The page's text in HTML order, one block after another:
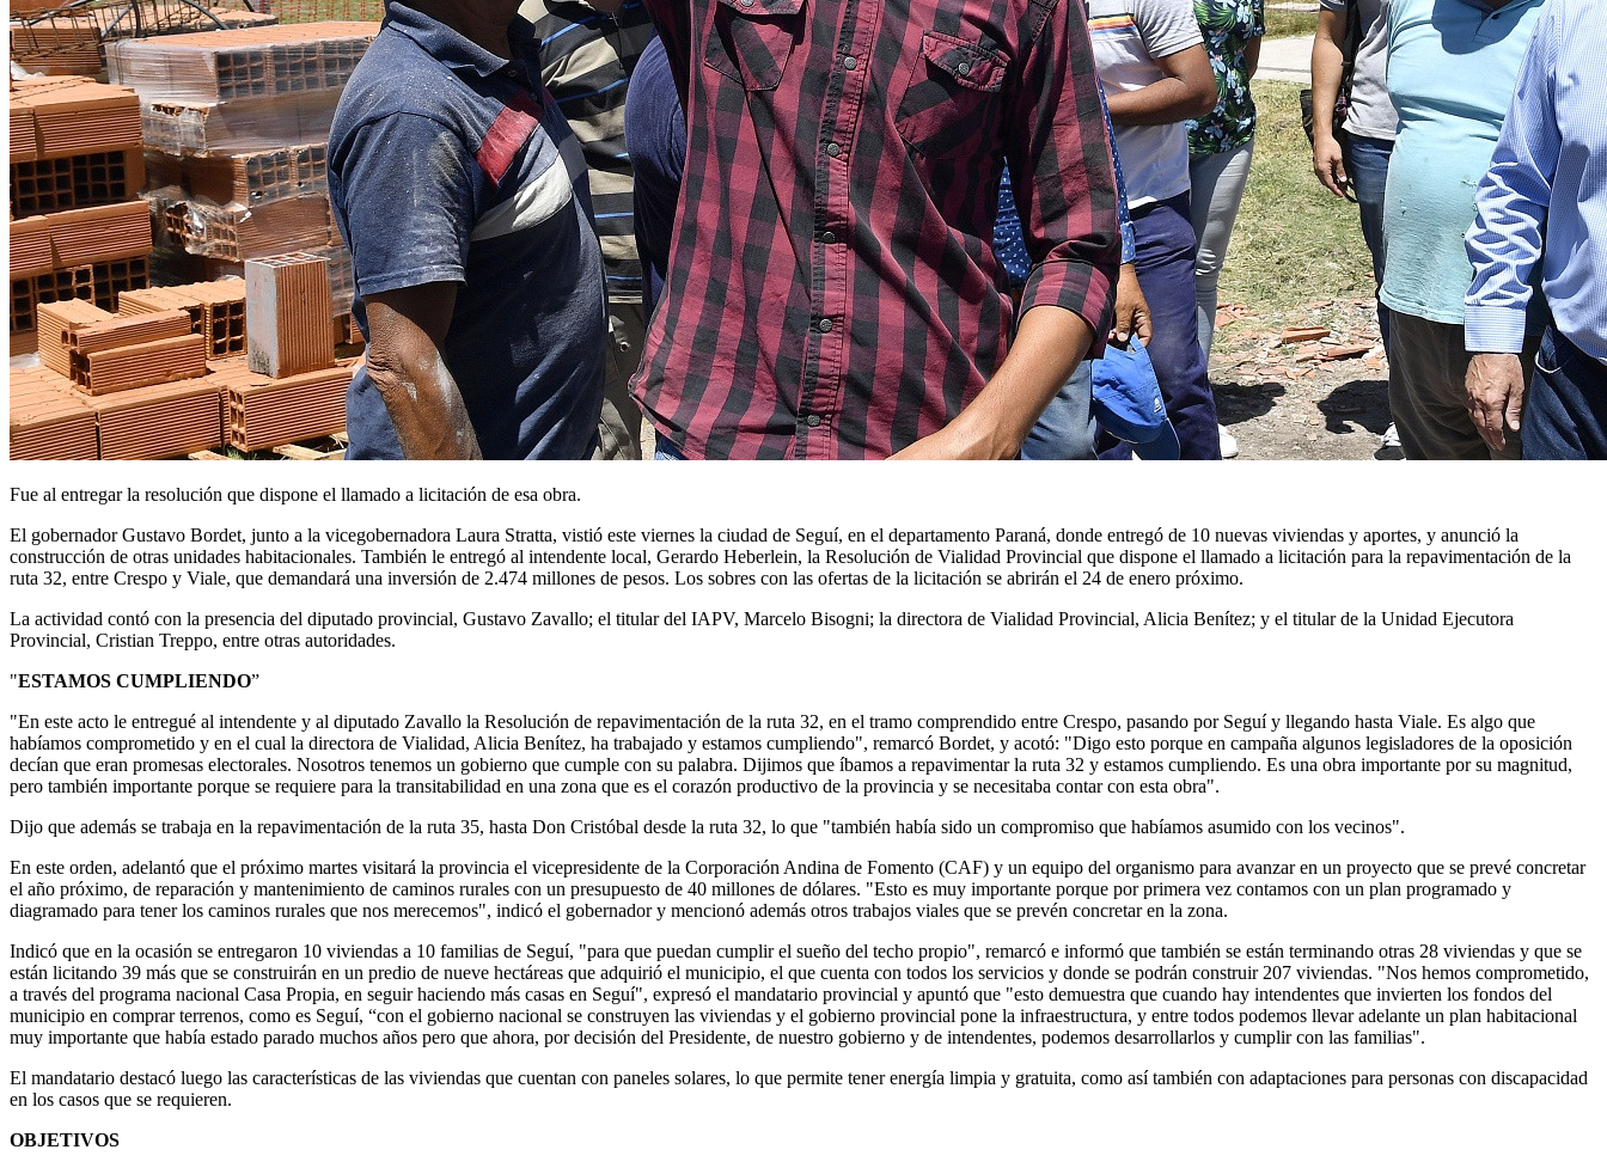
Fue al entregar la resolución que dispone el llamado a licitación de esa obra.
El gobernador Gustavo Bordet, junto a la vicegobernadora Laura Stratta, vistió este viernes la ciudad de Seguí, en el departamento Paraná, donde entregó de 10 nuevas viviendas y aportes, y anunció la
construcción de otras unidades habitacionales. También le entregó al intendente local, Gerardo Heberlein, la Resolución de Vialidad Provincial que dispone el llamado a licitación para la repavimentación de la
ruta 32, entre Crespo y Viale, que demandará una inversión de 2.474 millones de pesos. Los sobres con las ofertas de la licitación se abrirán el 24 de enero próximo.
La actividad contó con la presencia del diputado provincial, Gustavo Zavallo; el titular del IAPV, Marcelo Bisogni; la directora de Vialidad Provincial, Alicia Benítez; y el titular de la Unidad Ejecutora
Provincial, Cristian Treppo, entre otras autoridades.
"ESTAMOS CUMPLIENDO”
"En este acto le entregué al intendente y al diputado Zavallo la Resolución de repavimentación de la ruta 32, en el tramo comprendido entre Crespo, pasando por Seguí y llegando hasta Viale. Es algo que
habíamos comprometido y en el cual la directora de Vialidad, Alicia Benítez, ha trabajado y estamos cumpliendo", remarcó Bordet, y acotó: "Digo esto porque en campaña algunos legisladores de la oposición
decían que eran promesas electorales. Nosotros tenemos un gobierno que cumple con su palabra. Dijimos que íbamos a repavimentar la ruta 32 y estamos cumpliendo. Es una obra importante por su magnitud,
pero también importante porque se requiere para la transitabilidad en una zona que es el corazón productivo de la provincia y se necesitaba contar con esta obra".
Dijo que además se trabaja en la repavimentación de la ruta 35, hasta Don Cristóbal desde la ruta 32, lo que "también había sido un compromiso que habíamos asumido con los vecinos".
En este orden, adelantó que el próximo martes visitará la provincia el vicepresidente de la Corporación Andina de Fomento (CAF) y un equipo del organismo para avanzar en un proyecto que se prevé concretar
el año próximo, de reparación y mantenimiento de caminos rurales con un presupuesto de 40 millones de dólares. "Esto es muy importante porque por primera vez contamos con un plan programado y
diagramado para tener los caminos rurales que nos merecemos", indicó el gobernador y mencionó además otros trabajos viales que se prevén concretar en la zona.
Indicó que en la ocasión se entregaron 10 viviendas a 10 familias de Seguí, "para que puedan cumplir el sueño del techo propio", remarcó e informó que también se están terminando otras 28 viviendas y que se
están licitando 39 más que se construirán en un predio de nueve hectáreas que adquirió el municipio, el que cuenta con todos los servicios y donde se podrán construir 207 viviendas. "Nos hemos comprometido,
a través del programa nacional Casa Propia, en seguir haciendo más casas en Seguí", expresó el mandatario provincial y apuntó que "esto demuestra que cuando hay intendentes que invierten los fondos del
municipio en comprar terrenos, como es Seguí, “con el gobierno nacional se construyen las viviendas y el gobierno provincial pone la infraestructura, y entre todos podemos llevar adelante un plan habitacional
muy importante que había estado parado muchos años pero que ahora, por decisión del Presidente, de nuestro gobierno y de intendentes, podemos desarrollarlos y cumplir con las familias".
El mandatario destacó luego las características de las viviendas que cuentan con paneles solares, lo que permite tener energía limpia y gratuita, como así también con adaptaciones para personas con discapacidad
en los casos que se requieren.
OBJETIVOS